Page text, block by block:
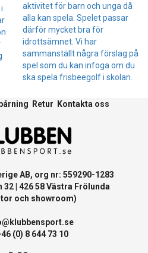
aktivitet för barn och unga då
alla kan spela. Spelet passar
därför mycket bra för
idrottsämnet. Vi har
sammanställt några förslag på
spel som du kan infoga om du
ska spela frisbeegolf i skolan.
Retur Kontakta oss
AB, org nr: 559290-1283
| 426 58 Västra Frölunda
och showroom)
(0) 8 644 73 10